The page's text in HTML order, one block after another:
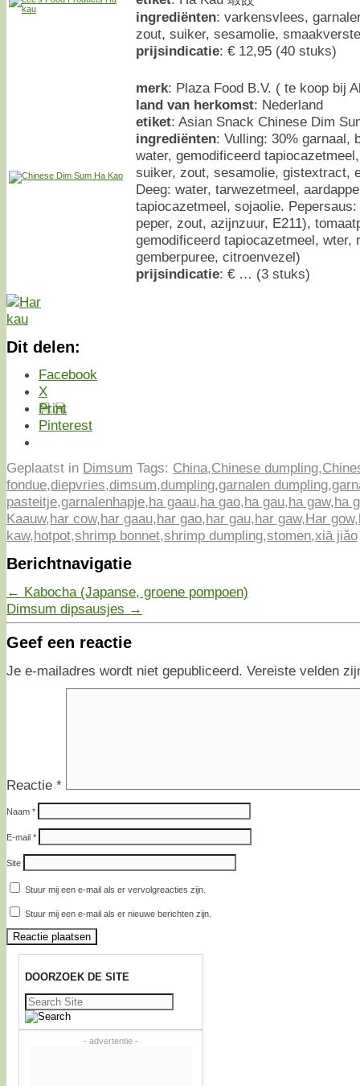
ingrediënten: varkensvlees,
zout, suiker, sesamolie,
prijsindicatie: € 12,95 (40 stuks)
merk: Plaza Food B.V. ( te koop bij
land van herkomst: Nederland
etiket: Asian Snack Chinese Dim
ingrediënten: Vulling: 30% garnaal,
water, gemodificeerd
suiker, zout, sesamolie, gistextract,
Deeg: water, tarwezetmeel,
tapiocazetmeel, sojaolie.
peper, zout, azijnzuur, E211),
gemodificeerd tapiocazetmeel, wter,
gemberpuree, citroenvezel)
prijsindicatie: € … (3 stuks)
Dit delen:
Facebook
X
Print
Pinterest
Geplaatst in Dimsum Tags: China,Chinese dumpling,
fondue,diepvries,dimsum,dumpling,garnalen dumpling,
pasteitje,garnalenhapje,ha gaau,ha gao,ha gau,ha gaw,ha
Kaauw,har cow,har gaau,har gao,har gau,har gaw,Har gow,
kaw,hotpot,shrimp bonnet,shrimp dumpling,stomen,xiā jiǎo
Berichtnavigatie
← Kabocha (Japanse, groene pompoen)
Dimsum dipsausjes →
Geef een reactie
Je e-mailadres wordt niet gepubliceerd. Vereiste velden
Reactie *
Naam *
E-mail *
Site
Stuur mij een e-mail als er vervolgreacties zijn.
Stuur mij een e-mail als er nieuwe berichten zijn.
DOORZOEK DE SITE
Zoeken
naar:
- advertentie -